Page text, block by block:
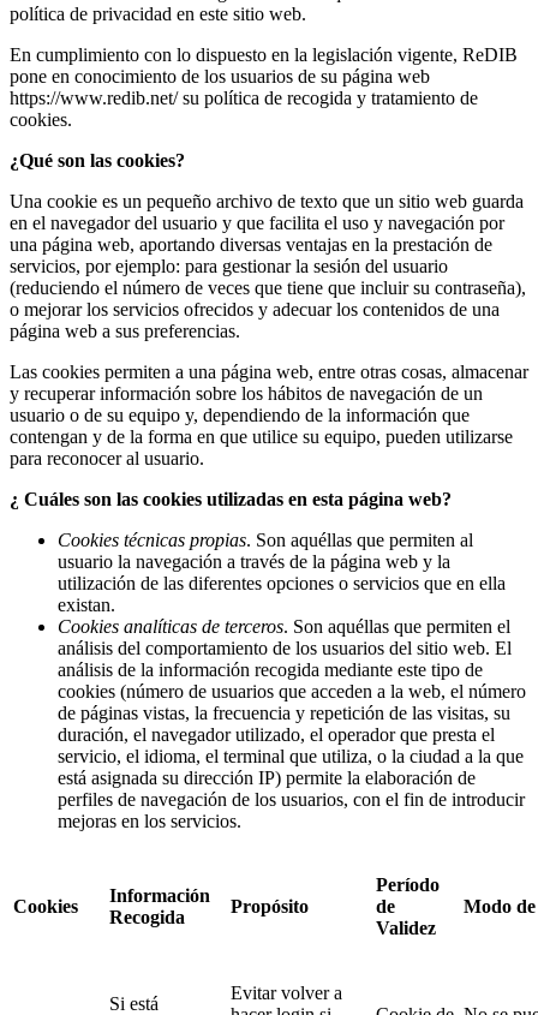
política de privacidad en este sitio web.
En cumplimiento con lo dispuesto en la legislación vigente, ReDIB
pone en conocimiento de los usuarios de su página web
https://www.redib.net/ su política de recogida y tratamiento de
cookies.
¿Qué son las cookies?
Una cookie es un pequeño archivo de texto que un sitio web guarda
en el navegador del usuario y que facilita el uso y navegación por
una página web, aportando diversas ventajas en la prestación de
servicios, por ejemplo: para gestionar la sesión del usuario
(reduciendo el número de veces que tiene que incluir su contraseña),
o mejorar los servicios ofrecidos y adecuar los contenidos de una
página web a sus preferencias.
Las cookies permiten a una página web, entre otras cosas, almacenar
y recuperar información sobre los hábitos de navegación de un
usuario o de su equipo y, dependiendo de la información que
contengan y de la forma en que utilice su equipo, pueden utilizarse
para reconocer al usuario.
¿ Cuáles son las cookies utilizadas en esta página web?
Cookies técnicas propias. Son aquéllas que permiten al
usuario la navegación a través de la página web y la
utilización de las diferentes opciones o servicios que en ella
existan.
Cookies analíticas de terceros. Son aquéllas que permiten el
análisis del comportamiento de los usuarios del sitio web. El
análisis de la información recogida mediante este tipo de
cookies (número de usuarios que acceden a la web, el número
de páginas vistas, la frecuencia y repetición de las visitas, su
duración, el navegador utilizado, el operador que presta el
servicio, el idioma, el terminal que utiliza, o la ciudad a la que
está asignada su dirección IP) permite la elaboración de
perfiles de navegación de los usuarios, con el fin de introducir
mejoras en los servicios.
Cookies
Información
Recogida
Propósito
Período
de
Validez
Modo
Si está
Evitar volver a